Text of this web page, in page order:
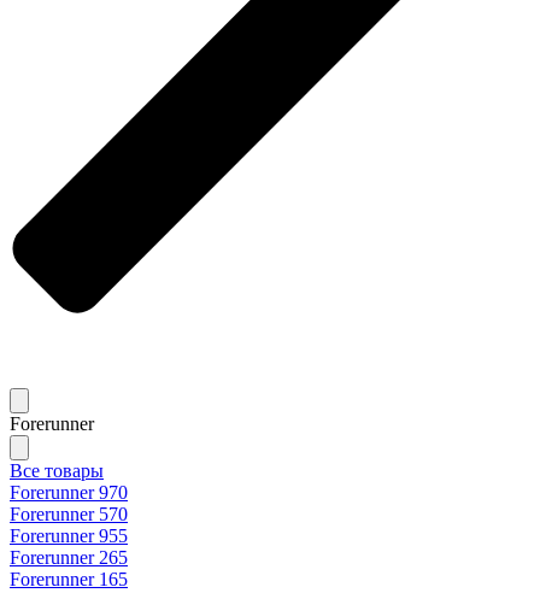
Forerunner
Все товары
Forerunner 970
Forerunner 570
Forerunner 955
Forerunner 265
Forerunner 165